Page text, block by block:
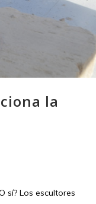
la
sí? Los escultores